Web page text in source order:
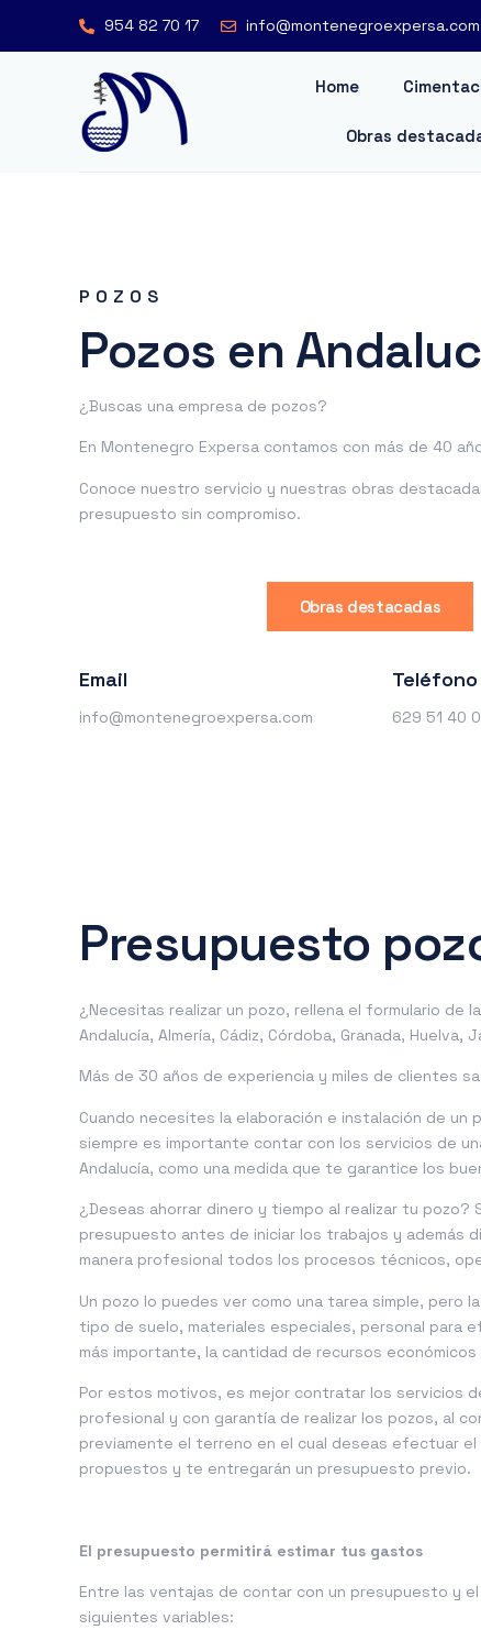
954 82 70 17 info@montenegroexpersa.com
Home
Obras
POZOS
Pozos en
¿Buscas una empresa de pozos?
En Montenegro Expersa contamos con más de 40
Conoce nuestro servicio y nuestras obras
presupuesto sin compromiso.
Obras destacadas
Email
info@montenegroexpersa.com
Teléfono
629 51 40
Presupuesto
¿Necesitas realizar un pozo, rellena el formulario de
Andalucía, Almería, Cádiz, Córdoba, Granada, Huelva,
Más de 30 años de experiencia y miles de clientes
Cuando necesites la elaboración e instalación de
siempre es importante contar con los servicios de
Andalucía, como una medida que te garantice los
¿Deseas ahorrar dinero y tiempo al realizar tu
presupuesto antes de iniciar los trabajos y además
manera profesional todos los procesos técnicos,
Un pozo lo puedes ver como una tarea simple, pero
tipo de suelo, materiales especiales, personal para
más importante, la cantidad de recursos
Por estos motivos, es mejor contratar los servicios
profesional y con garantía de realizar los pozos, al
previamente el terreno en el cual deseas efectuar
propuestos y te entregarán un presupuesto previo.
El presupuesto permitirá estimar tus gastos
Entre las ventajas de contar con un presupuesto y
siguientes variables: